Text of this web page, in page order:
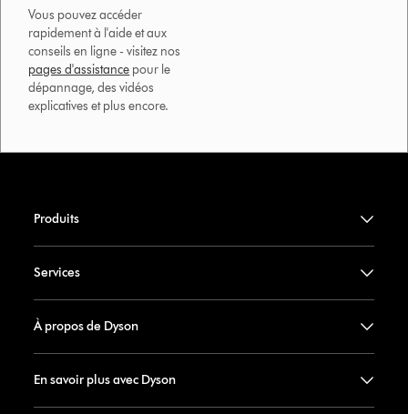
Vous pouvez accéder
rapidement à l'aide et aux
conseils en ligne - visitez nos
pages d'assistance pour le
dépannage, des vidéos
explicatives et plus encore.
Produits
Services
À propos de Dyson
En savoir plus avec Dyson